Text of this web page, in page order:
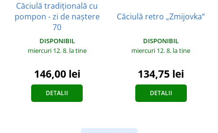
Căciulă tradițională cu
pompon - zi de naștere
70
DISPONIBIL
miercuri 12. 8. la tine
146,00 lei
DETALII
Căciulă retro „Zmijovka“
DISPONIBIL
miercuri 12. 8. la tine
134,75 lei
DETALII